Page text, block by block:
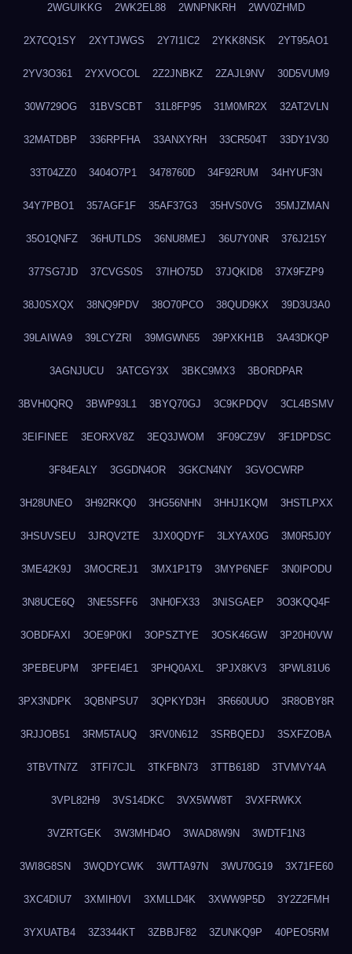
2WGUIKKG 2WK2EL88 2WNPNKRH 2WV0ZHMD
2X7CQ1SY 2XYTJWGS 2Y7I1IC2 2YKK8NSK 2YT95AO1
2YV3O361 2YXVOCOL 2Z2JNBKZ 2ZAJL9NV 30D5VUM9
30W729OG 31BVSCBT 31L8FP95 31M0MR2X 32AT2VLN
32MATDBP 336RPFHA 33ANXYRH 33CR504T 33DY1V30
33T04ZZ0 3404O7P1 3478760D 34F92RUM 34HYUF3N
34Y7PBO1 357AGF1F 35AF37G3 35HVS0VG 35MJZMAN
35O1QNFZ 36HUTLDS 36NU8MEJ 36U7Y0NR 376J215Y
377SG7JD 37CVGS0S 37IHO75D 37JQKID8 37X9FZP9
38J0SXQX 38NQ9PDV 38O70PCO 38QUD9KX 39D3U3A0
39LAIWA9 39LCYZRI 39MGWN55 39PXKH1B 3A43DKQP
3AGNJUCU 3ATCGY3X 3BKC9MX3 3BORDPAR
3BVH0QRQ 3BWP93L1 3BYQ70GJ 3C9KPDQV 3CL4BSMV
3EIFINEE 3EORXV8Z 3EQ3JWOM 3F09CZ9V 3F1DPDSC
3F84EALY 3GGDN4OR 3GKCN4NY 3GVOCWRP
3H28UNEO 3H92RKQ0 3HG56NHN 3HHJ1KQM 3HSTLPXX
3HSUVSEU 3JRQV2TE 3JX0QDYF 3LXYAX0G 3M0R5J0Y
3ME42K9J 3MOCREJ1 3MX1P1T9 3MYP6NEF 3N0IPODU
3N8UCE6Q 3NE5SFF6 3NH0FX33 3NISGAEP 3O3KQQ4F
3OBDFAXI 3OE9P0KI 3OPSZTYE 3OSK46GW 3P20H0VW
3PEBEUPM 3PFEI4E1 3PHQ0AXL 3PJX8KV3 3PWL81U6
3PX3NDPK 3QBNPSU7 3QPKYD3H 3R660UUO 3R8OBY8R
3RJJOB51 3RM5TAUQ 3RV0N612 3SRBQEDJ 3SXFZOBA
3TBVTN7Z 3TFI7CJL 3TKFBN73 3TTB618D 3TVMVY4A
3VPL82H9 3VS14DKC 3VX5WW8T 3VXFRWKX
3VZRTGEK 3W3MHD4O 3WAD8W9N 3WDTF1N3
3WI8G8SN 3WQDYCWK 3WTTA97N 3WU70G19 3X71FE60
3XC4DIU7 3XMIH0VI 3XMLLD4K 3XWW9P5D 3Y2Z2FMH
3YXUATB4 3Z3344KT 3ZBBJF82 3ZUNKQ9P 40PEO5RM